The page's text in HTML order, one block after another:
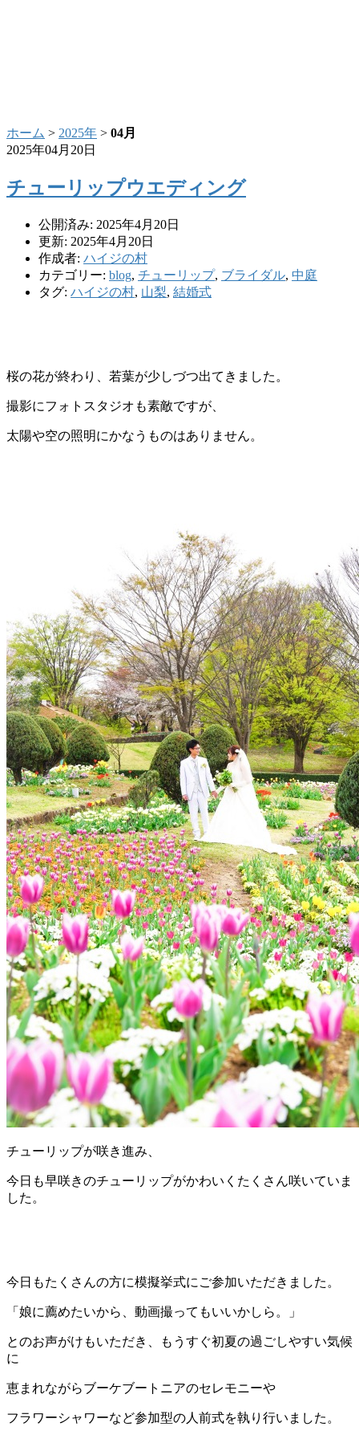
ホーム > 2025年 > 04月
2025年04月20日
チューリップウエディング
公開済み: 2025年4月20日
更新: 2025年4月20日
作成者: ハイジの村
カテゴリー: blog, チューリップ, ブライダル, 中庭
タグ: ハイジの村, 山梨, 結婚式
桜の花が終わり、若葉が少しづつ出てきました。
撮影にフォトスタジオも素敵ですが、
太陽や空の照明にかなうものはありません。
チューリップが咲き進み、
今日も早咲きのチューリップがかわいくたくさん咲いていま
した。
今日もたくさんの方に模擬挙式にご参加いただきました。
「娘に薦めたいから、動画撮ってもいいかしら。」
とのお声がけもいただき、もうすぐ初夏の過ごしやすい気候
に
恵まれながらブーケブートニアのセレモニーや
フラワーシャワーなど参加型の人前式を執り行いました。